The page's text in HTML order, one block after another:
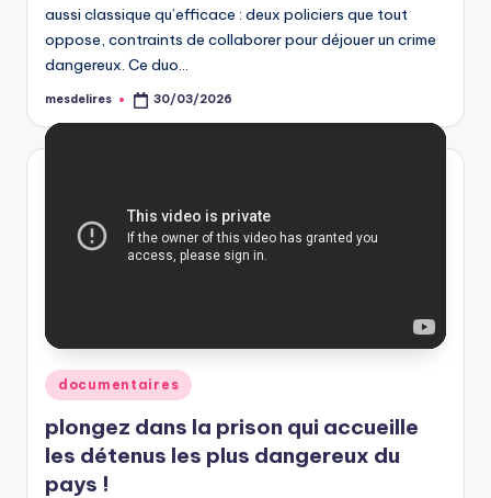
aussi classique qu’efficace : deux policiers que tout
oppose, contraints de collaborer pour déjouer un crime
dangereux. Ce duo…
Posted
mesdelires 30/03/2026
Posted
in
documentaires
plongez dans la prison qui accueille
les détenus les plus dangereux du
pays !